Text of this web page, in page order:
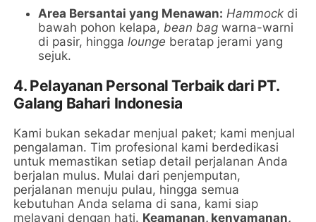
Area Bersantai yang Menawan: Hammock di
bawah pohon kelapa, bean bag warna-warni
di pasir, hinggalounge beratap jerami yang
sejuk.
4. Pelayanan Personal Terbaik dari PT.
Galang Bahari Indonesia
Kami bukan sekadar menjual paket; kami menjual
pengalaman. Tim profesional kami berdedikasi
untuk memastikan setiap detail perjalanan Anda
berjalan mulus. Mulai dari penjemputan,
perjalanan menuju pulau, hingga semua
kebutuhan Anda selama di sana, kami siap
melayani dengan hati. Keamanan, kenyamanan,